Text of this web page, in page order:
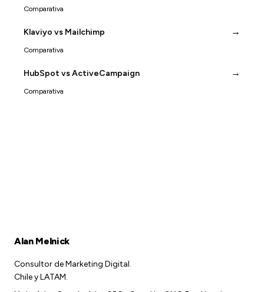
Comparativa
Klaviyo vs Mailchimp
Comparativa
→
HubSpot vs ActiveCampaign
Comparativa
→
Alan Melnick
Consultor de Marketing Digital.
Chile y LATAM.